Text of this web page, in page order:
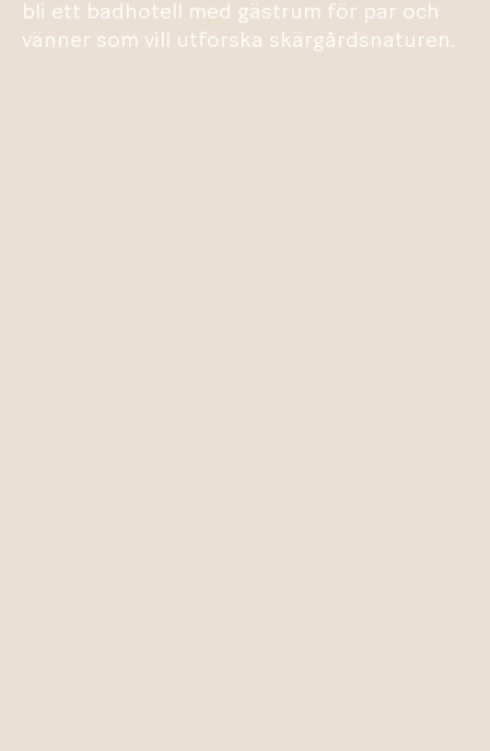
bli ett badhotell med gästrum för par och
vänner som vill utforska skärgårdsnaturen.